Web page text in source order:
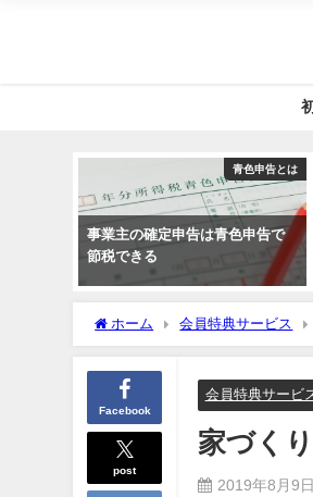
青色申告とは
事業主の確定申告は青色申告で
節税できる
ホーム 会員特典サービス
Facebook
post
会員特典サービ
家づく
2019年8月9日